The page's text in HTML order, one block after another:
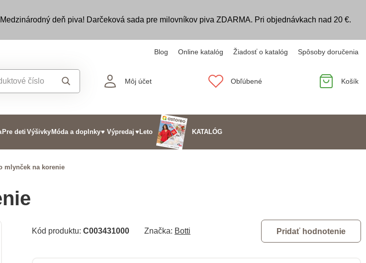
deň piva! Darčeková sada pre milovníkov piva ZDARMA. Pri objednávkach nad 20 €.
Blog Online katalóg Žiadosť o katalóg Spôsoby doručenia
Môj účet Obľúbené Košík
Pre deti Výšivky Móda a doplnky♥ Výpredaj ♥Leto KATALÓG
mlynček na korenie
Kód produktu: C003431000 Značka: Botti Pridať hodnotenie